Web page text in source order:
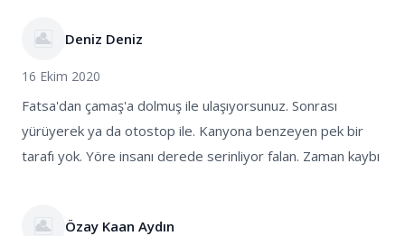
Deniz Deniz
16 Ekim 2020
Fatsa'dan çamaş'a dolmuş ile ulaşıyorsunuz. Sonrası
yürüyerek ya da otostop ile. Kanyona benzeyen pek bir
tarafı yok. Yöre insanı derede serinliyor falan. Zaman kaybı
Özay Kaan Aydın